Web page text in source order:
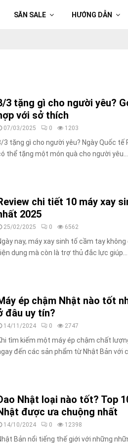
SĂN SALE HƯỚNG DẪN
3 tặng gì cho người yêu?
với sở thích
07/03/2025 0 1203
3 tặng gì cho người yêu? Ngày Quốc tế
thể tặng một món quà cho người yêu....
chi tiết 10 máy xay
2025
25/02/2025 0 6562
nay, máy xay sinh tố cầm tay
dụng mà còn là trợ thủ đắc lực giúp...
ép chậm Nhật nào tốt
đâu uy tín?
14/11/2024 0 2747
tìm kiếm một máy ép chậm chất
đến các sản phẩm từ Nhật Bản với
Nhật loại nào tốt? Top
được ưa chuộng nhất
14/10/2024 0 12398
Bản nổi tiếng thế giới với những